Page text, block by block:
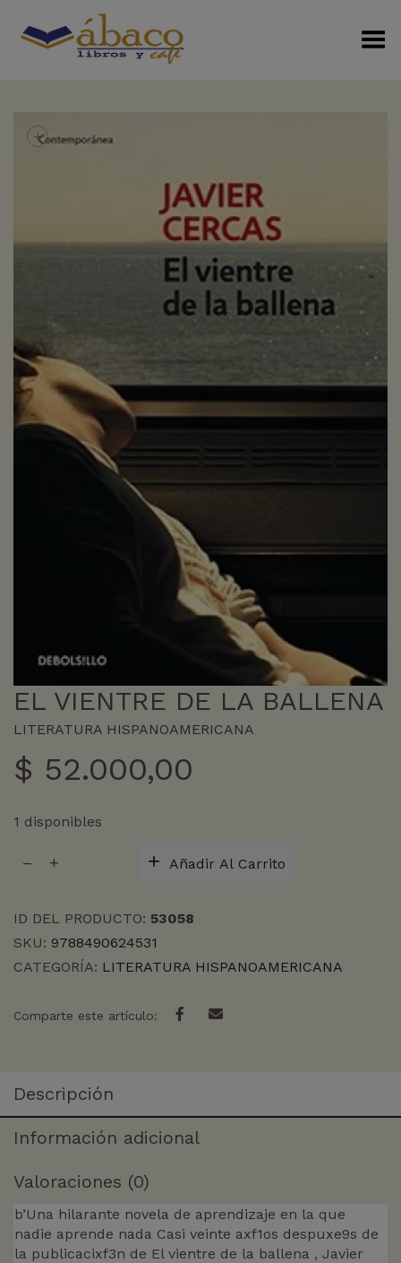
Menú Alterno
+
EL VIENTRE DE LA BALLENA
LITERATURA HISPANOAMERICANA
$ 52.000,00
1 disponibles
VIENTRE
BALLENA
cantidad
Añadir Al Carrito
ID DEL PRODUCTO: 53058
SKU: 9788490624531
CATEGORÍA: LITERATURA HISPANOAMERICANA
Comparte este artículo:
Descripción
Información adicional
Valoraciones (0)
b’Una hilarante novela de aprendizaje en la que
nadie aprende nada Casi veinte axf1os despuxe9s de
la publicacixf3n de El vientre de la ballena , Javier